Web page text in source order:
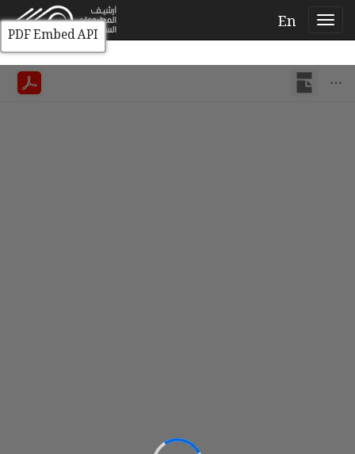
En
PDF Embed API